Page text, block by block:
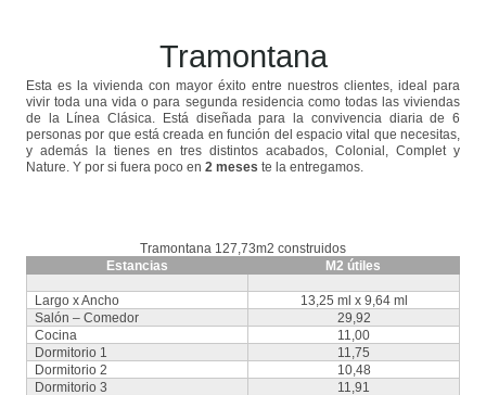
Tramontana
Esta es la vivienda con mayor éxito entre nuestros clientes, ideal para
vivir toda una vida o para segunda residencia como todas las viviendas
de la Línea Clásica. Está diseñada para la convivencia diaria de 6
personas por que está creada en función del espacio vital que necesitas,
y además la tienes en tres distintos acabados, Colonial, Complet y
Nature. Y por si fuera poco en 2 meses te la entregamos.
Tramontana 127,73m2 construidos
Estancias
M2 útiles
Largo x Ancho
13,25 ml x 9,64 ml
Salón – Comedor
29,92
Cocina
11,00
Dormitorio 1
11,75
Dormitorio 2
10,48
Dormitorio 3
11,91